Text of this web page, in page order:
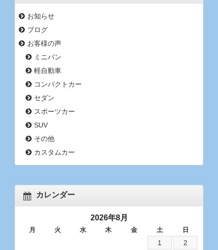
お知らせ
ブログ
お客様の声
ミニバン
軽自動車
コンパクトカー
セダン
スポーツカー
SUV
その他
カスタムカー
カレンダー
2026年8月
月 火 水 木 金 土 日
1
2